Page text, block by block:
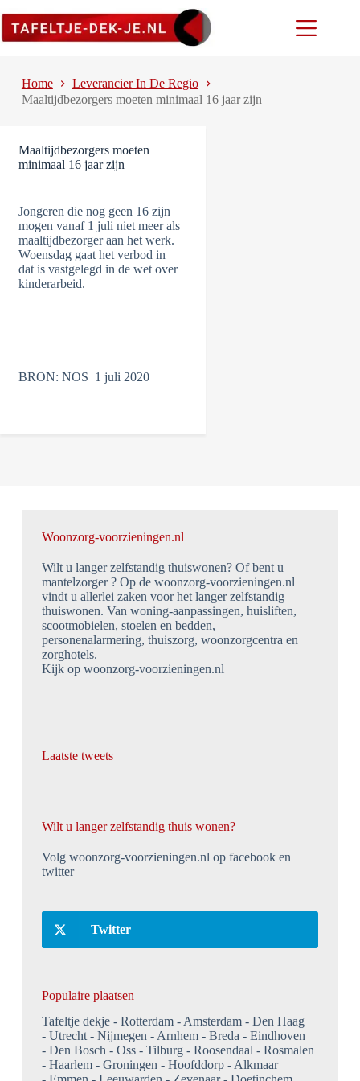
naar
Home
Leverancier In De Regio
Maaltijdbezorgers moeten minimaal 16 jaar zijn
Maaltijdbezorgers moeten
minimaal 16 jaar zijn
Jongeren die nog geen 16 zijn
mogen vanaf 1 juli niet meer als
maaltijdbezorger aan het werk.
Woensdag gaat het verbod in
dat is vastgelegd in de wet over
kinderarbeid.
BRON: NOS 1 juli 2020
Woonzorg-voorzieningen.nl
Wilt u langer zelfstandig thuiswonen? Of bent u
mantelzorger ? Op de woonzorg-voorzieningen.nl
vindt u allerlei zaken voor het langer zelfstandig
thuiswonen. Van woning-aanpassingen, huisliften,
scootmobielen, stoelen en bedden,
personenalarmering, thuiszorg, woonzorgcentra en
zorghotels.
Kijk op woonzorg-voorzieningen.nl
Laatste tweets
Wilt u langer zelfstandig thuis wonen?
Volg woonzorg-voorzieningen.nl op facebook en
twitter
Twitter
Populaire plaatsen
Tafeltje dekje
Rotterdam Amsterdam
Den Haag
Utrecht
Nijmegen Arnhem Breda
Eindhoven
Den Bosch
Oss Tilburg Roosendaal
Rosmalen
Haarlem
Groningen Hoofddorp
Alkmaar